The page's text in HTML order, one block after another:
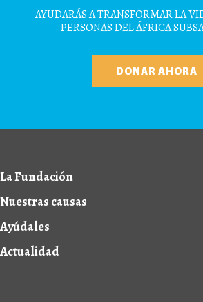
AYUDARÁS A TRANSFORMAR LA
PERSONAS DEL ÁFRICA
DONAR AHORA
La Fundación
Nuestras causas
Ayúdales
Actualidad